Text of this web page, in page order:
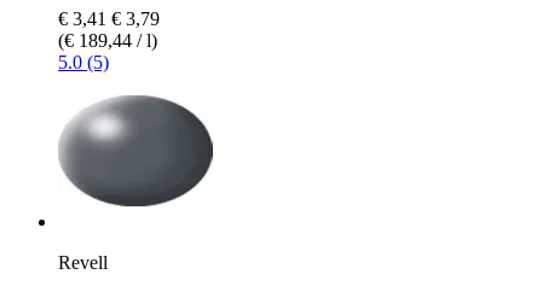
€ 3,41 € 3,79
(€ 189,44 / l)
5.0 (5)
Revell